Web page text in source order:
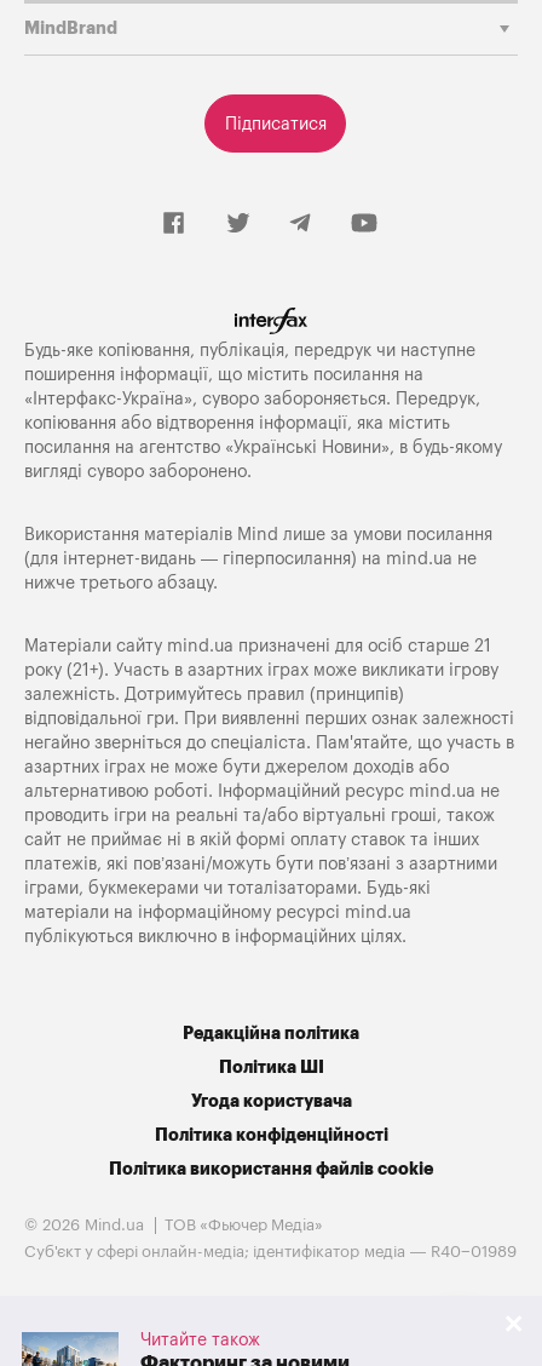
Читайте також
Підписатися
MindBrand
Будь-яке копiювання, публiкацiя, передрук чи наступне
поширення iнформацiї, що мiстить посилання на
«Iнтерфакс-Україна», суворо забороняється. Передрук,
копіювання або відтворення інформації, яка містить
посилання на агентство «Українські Новини», в будь-якому
вигляді суворо заборонено.
Використання матеріалів Mind лише за умови посилання
(для інтернет-видань — гіперпосилання) на mind.ua не
нижче третього абзацу.
Матеріали сайту mind.ua призначені для осіб старше 21
року (21+). Участь в азартних іграх може викликати ігрову
залежність. Дотримуйтесь правил (принципів)
відповідальної гри. При виявленні перших ознак залежності
негайно зверніться до спеціаліста. Пам'ятайте, що участь в
азартних іграх не може бути джерелом доходів або
альтернативою роботі. Інформаційний ресурс mind.ua не
проводить ігри на реальні та/або віртуальні гроші, також
сайт не приймає ні в якій формі оплату ставок та інших
платежів, які пов’язані/можуть бути пов’язані з азартними
іграми, букмекерами чи тоталізаторами. Будь-які
матеріали на інформаційному ресурсі mind.ua
публікуються виключно в інформаційних цілях.
Редакційна політика
Політика ШІ
Угода користувача
Політика конфіденційності
Політика використання файлів cookie
© 2026 Mind.ua
ТОВ «Фьючер Медiа»
Cуб'єкт у сфері онлайн-медіа; ідентифікатор медіа — R40−01989